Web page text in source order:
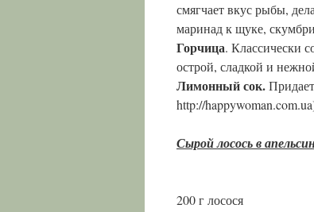
смягчает вкус рыбы,
маринад к щуке,
Горчица. Классически
острой, сладкой и
Лимонный сок.
http://
Сырой лосось в
200 г лосося